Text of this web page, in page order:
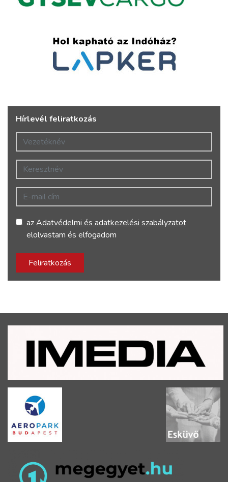
Hírlevél feliratkozás
Vezetéknév
Keresztnév
E-mail cím
azAdatvédelmi és adatkezelési szabályzatot
elolvastam és elfogadom
Feliratkozás